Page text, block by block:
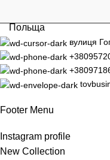
Польща
вулиця
Footer Menu
Instagram profile
New Collection